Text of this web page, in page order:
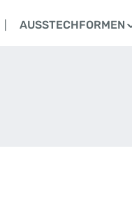
AUSSTECHFORMEN